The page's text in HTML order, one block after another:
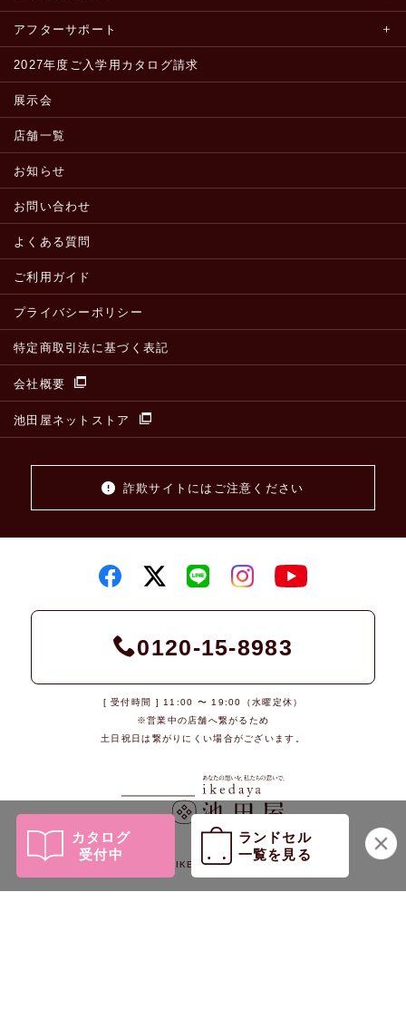
カタログ
受付中
ランドセル
一覧を見る
アフターサポート
2027年度ご入学用カタログ請求
展示会
店舗一覧
お知らせ
お問い合わせ
よくある質問
ご利用ガイド
プライバシーポリシー
特定商取引法に基づく表記
会社概要
池田屋ネットストア
詐欺サイトにはご注意ください
0120-15-8983
[ 受付時間 ] 11:00 〜 19:00（水曜定休）
※営業中の店舗へ繋がるため
土日祝日は繋がりにくい場合がございます。
© 2026 IKEDAYA Co., Ltd.